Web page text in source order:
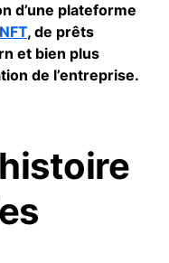
d’une plateforme
NFT, de prêts
et bien plus
de l’entreprise.